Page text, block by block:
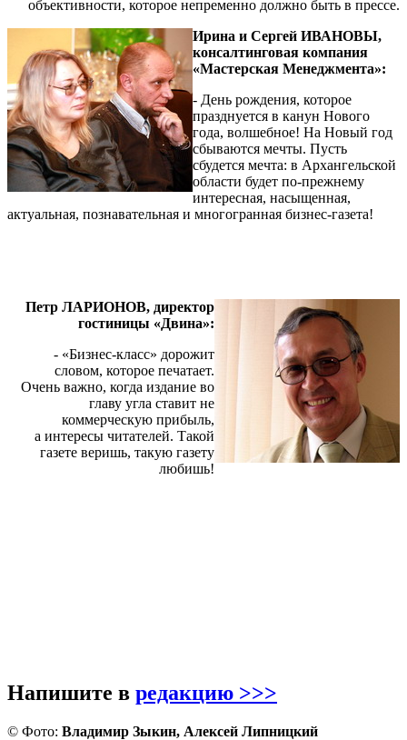
объективности, которое непременно должно быть в прессе.
Ирина и Сергей ИВАНОВЫ,
консалтинговая компания
«Мастерская Менеджмента»:
- День рождения, которое
празднуется в канун Нового
года, волшебное! На Новый год
сбываются мечты. Пусть
сбудется мечта: в Архангельской
области будет по-прежнему
интересная, насыщенная,
актуальная, познавательная и многогранная бизнес-газета!
Петр ЛАРИОНОВ, директор
гостиницы «Двина»:
- «Бизнес-класс» дорожит
словом, которое печатает.
Очень важно, когда издание во
главу угла ставит не
коммерческую прибыль,
а интересы читателей. Такой
газете веришь, такую газету
любишь!
Напишите в редакцию >>>
© Фото: Владимир Зыкин, Алексей Липницкий